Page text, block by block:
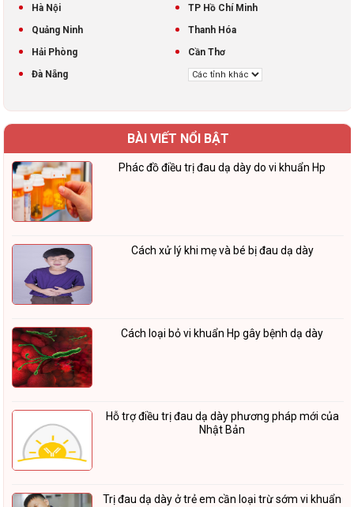
Hà Nội
TP Hồ Chí Minh
Quảng Ninh
Thanh Hóa
Hải Phòng
Cần Thơ
Đà Nẵng
BÀI VIẾT NỔI BẬT
Phác đồ điều trị đau dạ dày do vi khuẩn Hp
Cách xử lý khi mẹ và bé bị đau dạ dày
Cách loại bỏ vi khuẩn Hp gây bệnh dạ dày
Hỗ trợ điều trị đau dạ dày phương pháp mới của
Nhật Bản
Trị đau dạ dày ở trẻ em cần loại trừ sớm vi khuẩn